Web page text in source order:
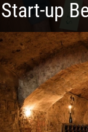
Start-up
Du beginnst Dein
wo du beginnen